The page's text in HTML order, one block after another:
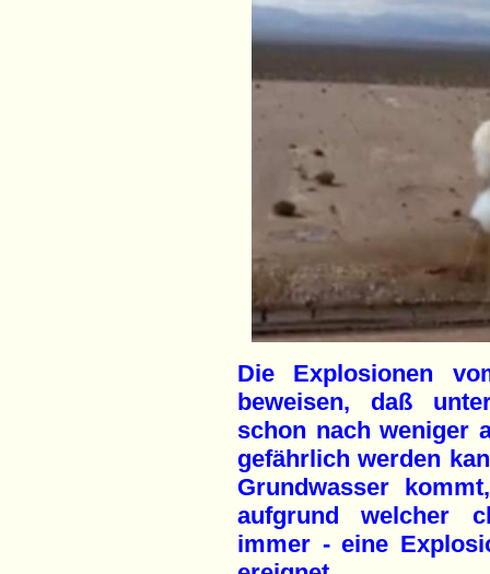
Die Explosionen
beweisen, daß
schon nach weniger
gefährlich werden
Grundwasser
aufgrund welcher
immer - eine